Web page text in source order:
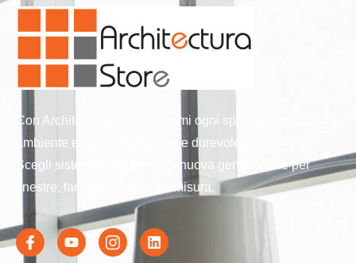
Con Architettura Store trasformi ogni spazio in un
ambiente elegante, efficiente e durevole.
Scegli sistemi in alluminio di nuova generazione per
finestre, facciate e infissi su misura.